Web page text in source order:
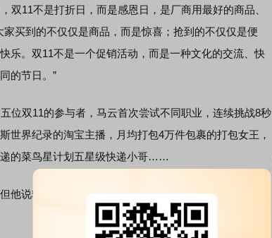
11不是打折日，而是感恩日，是厂商用最好的商品、
买到的不仅仅是商品，而是惊喜；抢到的不仅仅是便
乐。双11不是一个促销活动，而是一种文化的交流、快
的节日。”
双11的参与者，马云首次尝试不同职业，连续挑战8秒
世界纪录的淘宝主播，月均打包4万件包裹的打包女王，
的菜鸟星计划五星级快递小哥……
说输得心服口服非常开心，并向十年天猫双11中每一